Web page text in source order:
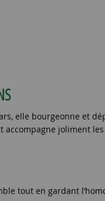
elle bourgeonne et
joliment
tout en gardant